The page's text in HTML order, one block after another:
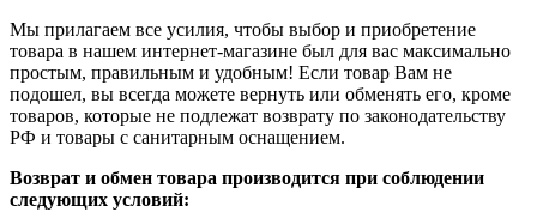
Мы прилагаем все усилия, чтобы выбор и приобретение
товара в нашем интернет-магазине был для вас максимально
простым, правильным и удобным! Если товар Вам не
подошел, вы всегда можете вернуть или обменять его, кроме
товаров, которые не подлежат возврату по законодательству
РФ и товары с санитарным оснащением.
Возврат и обмен товара производится при соблюдении
следующих условий: